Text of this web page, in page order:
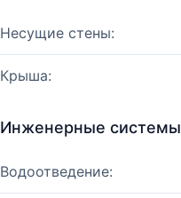
Несущие стены:
Крыша:
Инженерные системы
Водоотведение: